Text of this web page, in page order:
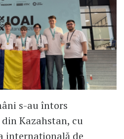
s-au întors
Kazahstan, cu
internațională de